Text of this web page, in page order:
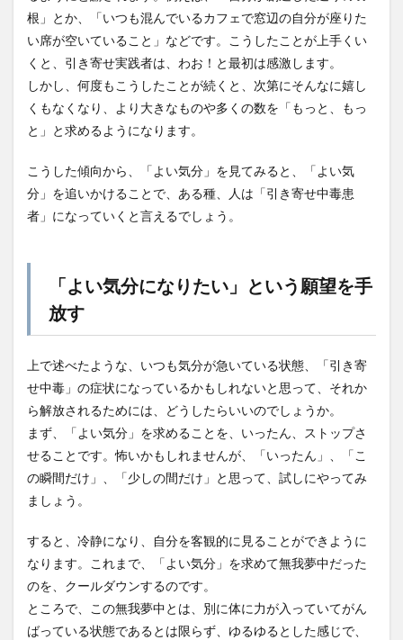
根」とか、「いつも混んでいるカフェで窓辺の自分が座りた
い席が空いていること」などです。こうしたことが上手くい
くと、引き寄せ実践者は、わお！と最初は感激します。
しかし、何度もこうしたことが続くと、次第にそんなに嬉し
くもなくなり、より大きなものや多くの数を「もっと、もっ
と」と求めるようになります。
こうした傾向から、「よい気分」を見てみると、「よい気
分」を追いかけることで、ある種、人は「引き寄せ中毒患
者」になっていくと言えるでしょう。
「よい気分になりたい」という願望を手
放す
上で述べたような、いつも気分が急いている状態、「引き寄
せ中毒」の症状になっているかもしれないと思って、それか
ら解放されるためには、どうしたらいいのでしょうか。
まず、「よい気分」を求めることを、いったん、ストップさ
せることです。怖いかもしれませんが、「いったん」、「こ
の瞬間だけ」、「少しの間だけ」と思って、試しにやってみ
ましょう。
すると、冷静になり、自分を客観的に見ることができように
なります。これまで、「よい気分」を求めて無我夢中だった
のを、クールダウンするのです。
ところで、この無我夢中とは、別に体に力が入っていてがん
ばっている状態であるとは限らず、ゆるゆるとした感じで、